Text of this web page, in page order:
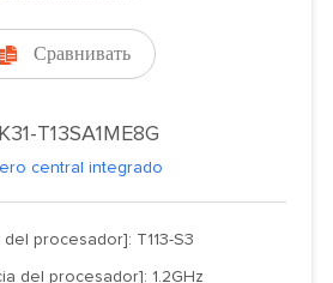
 Сравнивать
T13SA1ME8G
central integrado
procesador]: T113-S3
del procesador]: 1.2GHz